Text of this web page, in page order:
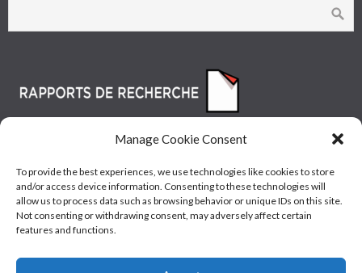
Manage Cookie Consent
To provide the best experiences, we use technologies like cookies to store
and/or access device information. Consenting to these technologies will
allow us to process data such as browsing behavior or unique IDs on this site.
Not consenting or withdrawing consent, may adversely affect certain
features and functions.